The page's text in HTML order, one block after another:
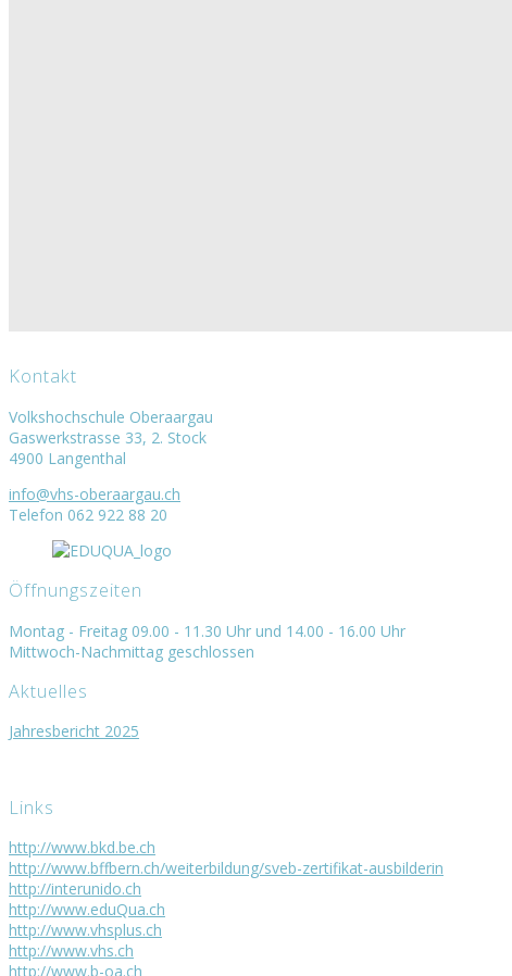
Kontakt
Volkshochschule Oberaargau
Gaswerkstrasse 33, 2. Stock
4900 Langenthal
info@vhs-oberaargau.ch
Telefon 062 922 88 20
Öffnungszeiten
Montag - Freitag 09.00 - 11.30 Uhr und 14.00 - 16.00 Uhr
Mittwoch-Nachmittag geschlossen
Aktuelles
Jahresbericht 2025
Links
http://www.bkd.be.ch
http://www.bffbern.ch/weiterbildung/sveb-zertifikat-ausbilderin
http://interunido.ch
http://www.eduQua.ch
http://www.vhsplus.ch
http://www.vhs.ch
http://www.b-oa.ch